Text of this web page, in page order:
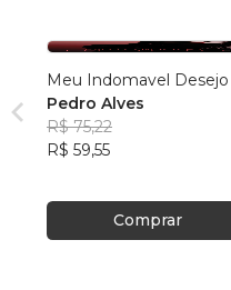
Meu Indomavel Desejo
Pedro Alves
R$ 75,22
R$ 59,55
Comprar